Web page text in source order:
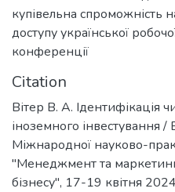
купівельна спроможність
доступу української
конференції
Citation
Вітер В. А. Ідентифікація
іноземного інвестування /
Міжнародної науково-
"Менеджмент та
бізнесу", 17-19 квітня